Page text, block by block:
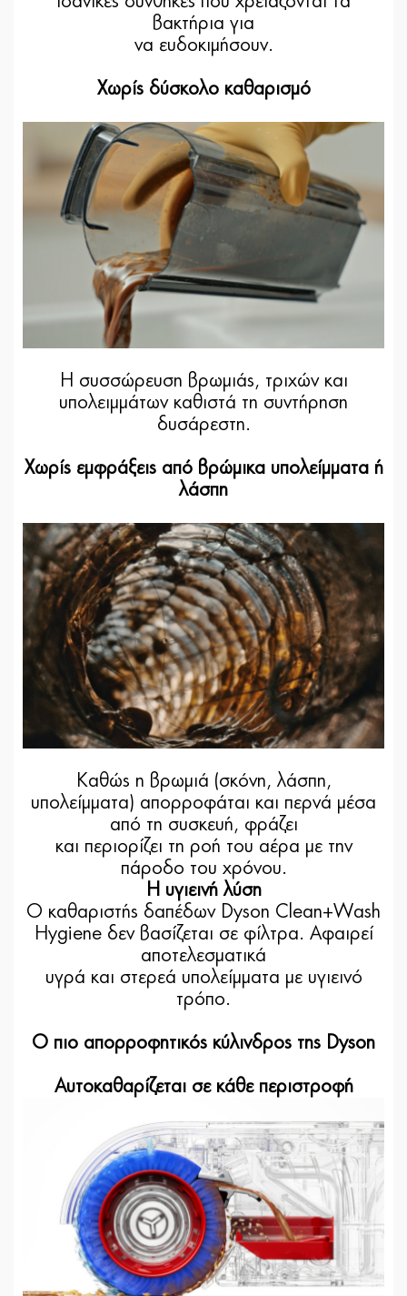
βακτήρια για
να ευδοκιμήσουν.
Χωρίς δύσκολο καθαρισμό
Η συσσώρευση βρωμιάς, τριχών και
υπολειμμάτων καθιστά τη συντήρηση
δυσάρεστη.
Χωρίς εμφράξεις από βρώμικα υπολείμματα ή
λάσπη
Καθώς η βρωμιά (σκόνη, λάσπη,
υπολείμματα) απορροφάται και περνά μέσα
από τη συσκευή, φράζει
και περιορίζει τη ροή του αέρα με την
πάροδο του χρόνου.
Η υγιεινή λύση
Ο καθαριστής δαπέδων Dyson Clean+Wash
Hygiene δεν βασίζεται σε φίλτρα. Αφαιρεί
αποτελεσματικά
υγρά και στερεά υπολείμματα με υγιεινό
τρόπο.
Ο πιο απορροφητικός κύλινδρος της Dyson
Αυτοκαθαρίζεται σε κάθε περιστροφή